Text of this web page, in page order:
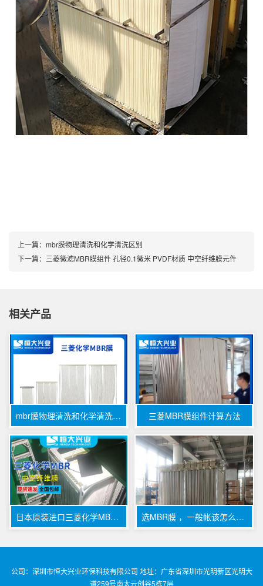
上一篇： mbr膜物理清洗和化学清洗区别
下一篇： 三菱微滤MBR膜组件 孔径0.1微米 PVDF材质 中空纤维膜元件
相关产品
mbr膜物理清洗和化学清洗区别 三菱MBR膜组件计算方法
日本原装进口三菱化学MBR膜 —— 适用于工业污水的高效过滤解决方案 选MBR膜 ，一般帐该怎么算，选品牌该咋选，不同废水用什么工艺
公司：深圳市恒大兴业环保科技有限公司 地址：广东省深圳市光明新区光明大
道259号南太云创谷5栋7层